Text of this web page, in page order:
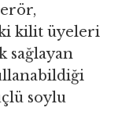
kilit üyeleri
sağlayan
soylu